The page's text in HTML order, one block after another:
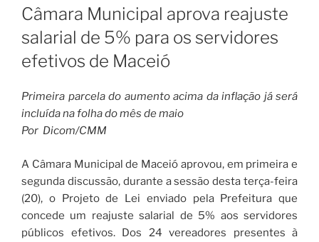
EM
Câmara Municipal aprova reajuste
salarial de 5% para os servidores
efetivos de Maceió
Primeira parcela do aumento acima da inflação já será
incluída na folha do mês de maio
Por Dicom/CMM
A Câmara Municipal de Maceió aprovou, em primeira e
segunda discussão, durante a sessão desta terça-feira
(20), o Projeto de Lei enviado pela Prefeitura que
concede um reajuste salarial de 5% aos servidores
públicos efetivos. Dos 24 vereadores presentes à